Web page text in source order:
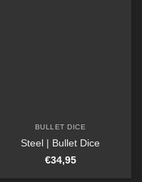
BULLET DICE
Steel | Bullet Dice
€34,95